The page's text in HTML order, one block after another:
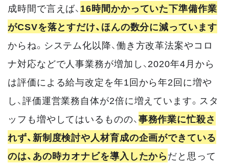
成時間で言えば、16時間かかっていた下準備作業
がCSVを落とすだけ、ほんの数分に減っています
からね。システム化以降、働き方改革法案やコロ
ナ対応などで人事業務が増加し、2020年4月から
は評価による給与改定を年1回から年2回に増や
し、評価運営業務自体が2倍に増えています。スタ
ッフも増やしてはいるものの、事務作業に忙殺さ
れず、新制度検討や人材育成の企画ができている
のは、あの時カオナビを導入したからだと思って